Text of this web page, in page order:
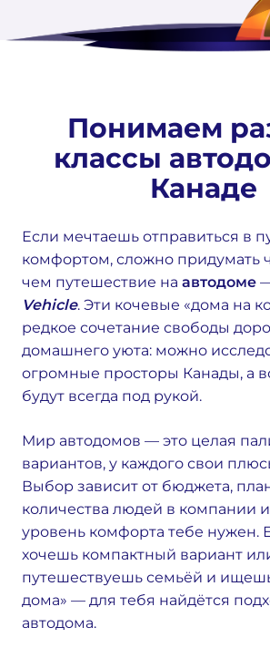
Понимаем
классы
Канаде
Если мечтаешь отправиться в
комфортом, сложно придумать
чем путешествие на автодоме
Vehicle. Эти кочевые «дома на
редкое сочетание свободы
домашнего уюта: можно
огромные просторы Канады, а
будут всегда под рукой.
Мир автодомов — это целая
вариантов, у каждого свои
Выбор зависит от бюджета,
количества людей в компании и
уровень комфорта тебе нужен.
хочешь компактный вариант
путешествуешь семьёй и
дома» — для тебя найдётся
автодома.